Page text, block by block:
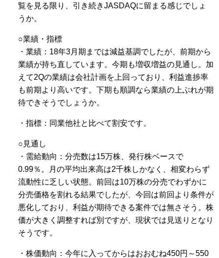
覧を見る限り、引き続きJASDAQに留まる感じでしょ
うか。
○業績・指標
・業績：18年3月期までは減益基調でしたが、前期から
業績が持ち直しています。今期も増収増益の見通し。加
えて2Qの業績は会社計画を上回っており、利益進捗率
も前期より高いです。下期も順調なら業績の上ぶれが期
待できそうでしょうか。
・指標：同業他社と比べて割安です。
○見通し
・需給動向：分売数は15万株、発行株ベースで
0.99％。月の平均出来高は2千株しかなく、相変わらず
流動性に乏しい状態。前回は10万株の分売でわずかに
分売価格を割れる結果でしたが、今回は前回より条件が
悪化しており、利益が期待できる案件では無さそう。株
価が大きく調整すれば別ですが、現状では見送りとなり
そうです。
・株価動向：今年に入ってからはおおむね450円～550